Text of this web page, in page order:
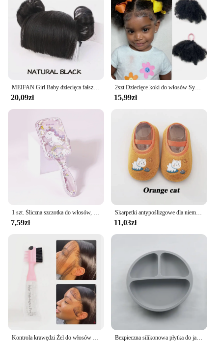
MEIFAN Girl Baby dziecięca fałszywa grzywka peruka z gumką Hairband Bangs Chignons odzież na co dzień Bangs Cosplay treski akcesoria
20,09zł
2szt Dziecięce koki do włosów Syntetyczne dziecięce miękkie urocze Afro Puff elastyczna opaska twist kucyk Kinky Bulk do włosów dla dziewczynek z gumką
15,99zł
1 szt. Śliczna szczotka do włosów, szczotka do włosów dla małych dziewczynek Łatwe szczotkowanie poprzez plątaniny - bez płynu, prezenty dla dziewczynek, specjalne dla peruk z prawdziwych włosów
7,59zł
Skarpetki antypoślizgowe dla niemowląt noworodka ciepłe łóżeczko buty z podeszwą z gumową podeszwą dla dzieci chłopiec maluch stóp dziewczyna niemowlę słodkie kapcie dziecięce
11,03zł
Kontrola krawędzi Żel do włosów Szczotka do krawędzi Kieszonkowy zestaw wielokrotnego napełniania Zestaw szczotek do włosów dla dzieci Doskonała wydajność Długotrwała Bez pozostałości bieli Bezpieczna silikonowa płytka do jadalni dla dzieci z motywem ssącym Cartoon naczynia do karmienia malucha zastawa stołowa Retro Kids Smile Face miska